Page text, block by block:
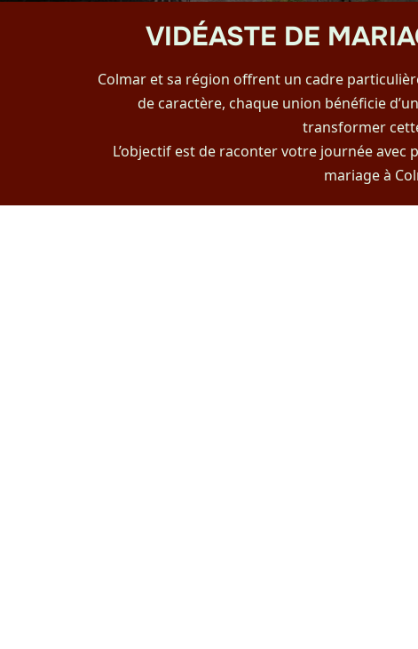
VIDÉASTE DE
Colmar et sa région offrent un cadre
de caractère, chaque union bénéficie
transformer
L’objectif est de raconter votre journée avec
mariage à